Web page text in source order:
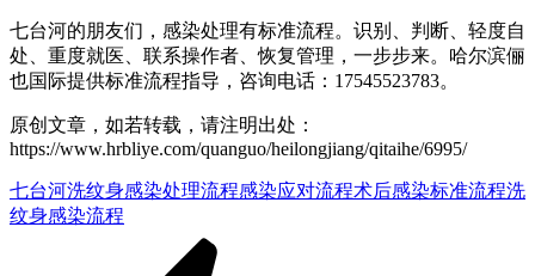
七台河的朋友们，感染处理有标准流程。识别、判断、轻度自
处、重度就医、联系操作者、恢复管理，一步步来。哈尔滨俪
也国际提供标准流程指导，咨询电话：17545523783。
原创文章，如若转载，请注明出处：
https://www.hrbliye.com/quanguo/heilongjiang/qitaihe/6995/
七台河洗纹身感染处理流程感染应对流程术后感染标准流程洗
纹身感染流程